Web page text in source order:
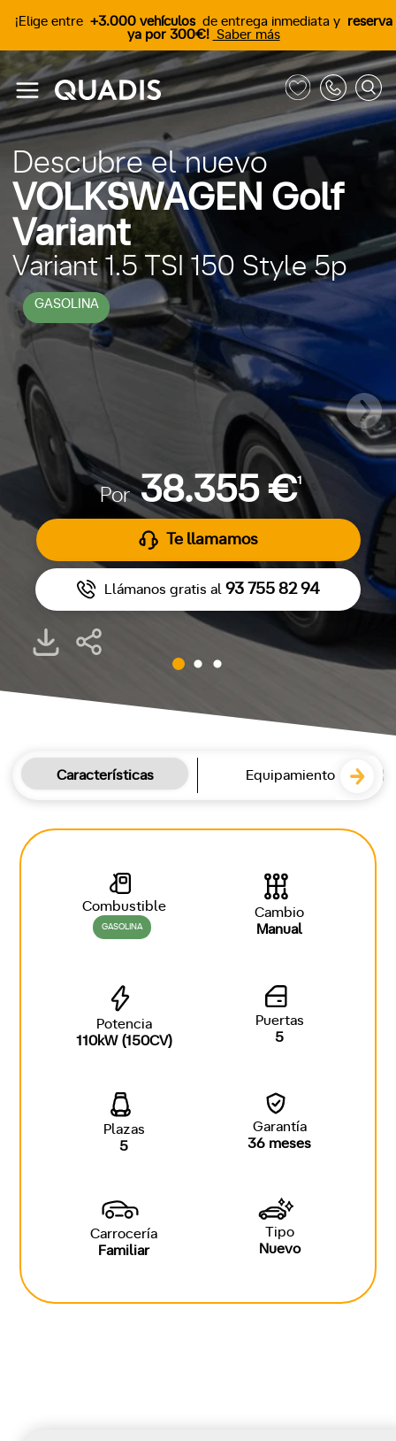
¡Elige entre +3.000 vehículos de entrega inmediata y reserva
ya por 300€! Saber más
Descubre el nuevo
VOLKSWAGEN Golf
Variant
GASOLINA
Variant 1.5 TSI 150 Style 5p
Por38.355 €1
Te llamamos
Llámanos gratis al 93 755 82 94
Características Equipamiento
Combustible
GASOLINA
Cambio
Manual
Potencia
110kW (150CV)
Puertas
5
Plazas
5
Garantía
36 meses
Carrocería
Familiar
Tipo
Nuevo